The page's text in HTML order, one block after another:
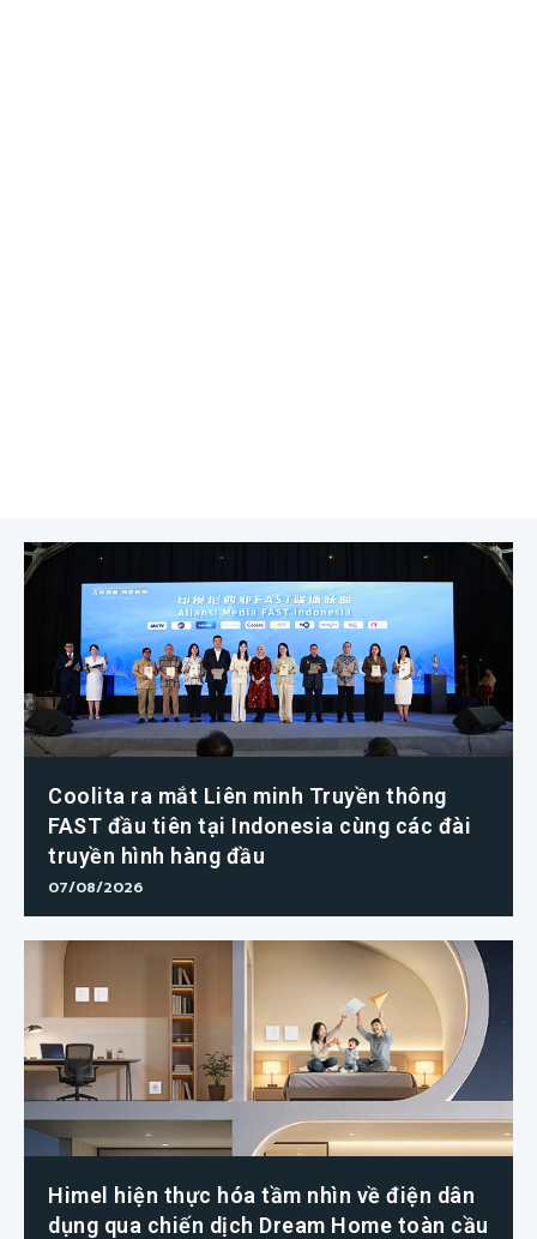
Coolita ra mắt Liên minh Truyền thông
FAST đầu tiên tại Indonesia cùng các đài
truyền hình hàng đầu
07/08/2026
Himel hiện thực hóa tầm nhìn về điện dân
dụng qua chiến dịch Dream Home toàn cầu